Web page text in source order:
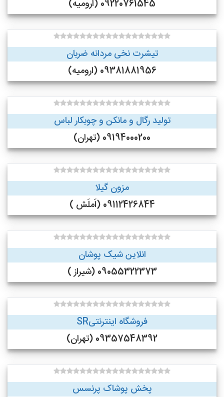
09220761545 (ارومیه)
تیشرت نخی مردانه ضربان
09381881956 (ارومیه)
تولید رگال و مانکن و چوبکار لباس
09194000200 (تهران)
مزون گیلا
09112426844 (اَملَش )
انلاین شیک پوشان
09055322373 (شیراز )
فروشگاه اینترنتیSR
09357548392 (تهران)
پخش پوشاک پرنسس